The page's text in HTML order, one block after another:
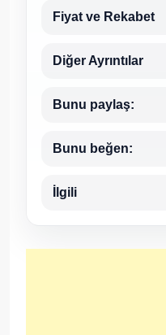
Fiyat ve Rekabet
Diğer Ayrıntılar
Bunu paylaş:
Bunu beğen:
İlgili